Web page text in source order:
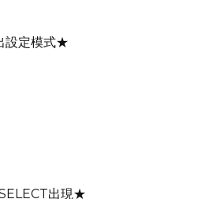
設定模式★
出現★